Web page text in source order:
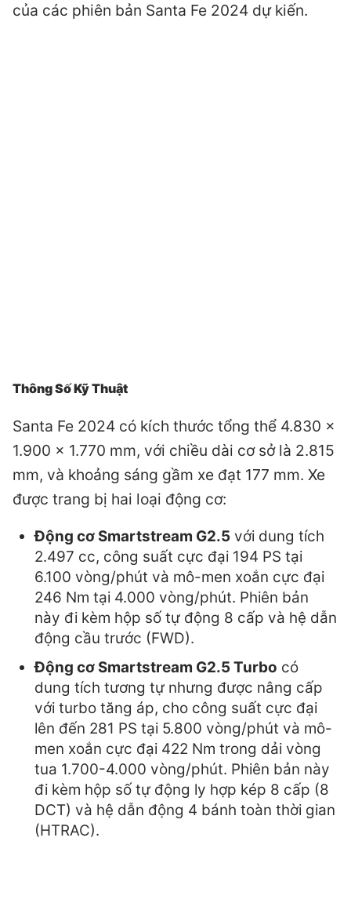
của các phiên bản Santa Fe 2024 dự kiến.
Thông Số Kỹ Thuật
Santa Fe 2024 có kích thước tổng thể 4.830 x
1.900 x 1.770 mm, với chiều dài cơ sở là 2.815
mm, và khoảng sáng gầm xe đạt 177 mm. Xe
được trang bị hai loại động cơ:
Động cơ Smartstream G2.5 với dung tích
2.497 cc, công suất cực đại 194 PS tại
6.100 vòng/phút và mô-men xoắn cực đại
246 Nm tại 4.000 vòng/phút. Phiên bản
này đi kèm hộp số tự động 8 cấp và hệ dẫn
động cầu trước (FWD).
Động cơ Smartstream G2.5 Turbo có
dung tích tương tự nhưng được nâng cấp
với turbo tăng áp, cho công suất cực đại
lên đến 281 PS tại 5.800 vòng/phút và mô-
men xoắn cực đại 422 Nm trong dải vòng
tua 1.700-4.000 vòng/phút. Phiên bản này
đi kèm hộp số tự động ly hợp kép 8 cấp (8
DCT) và hệ dẫn động 4 bánh toàn thời gian
(HTRAC).